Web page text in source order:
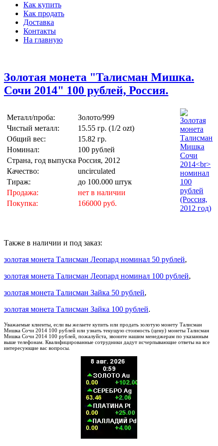
Как купить
Как продать
Доставка
Контакты
На главную
Золотая монета "Талисман Мишка.
Сочи 2014" 100 рублей, Россия.
Металл/проба:
Золото/999
Чистый металл:
15.55 гр. (1/2 ozt)
Общий вес:
15.82 гр.
Номинал:
100 рублей
Страна, год выпуска Россия, 2012
Качество:
uncirculated
Тираж:
до 100.000 штук
Продажа:
нет в наличии
Покупка:
166000 руб.
Также в наличии и под заказ:
золотая монета Талисман Леопард номинал 50 рублей,
золотая монета Талисман Леопард номинал 100 рублей,
золотая монета Талисман Зайка 50 рублей,
золотая монета Талисман Зайка 100 рублей.
Уважаемые клиенты, если вы желаете купить или продать золотую монету Талисман
Мишка Сочи 2014 100 рублей или узнать текущую стоимость (цену) монеты Талисман
Мишка Сочи 2014 100 рублей, пожалуйста, звоните нашим менеджерам по указанным
выше телефонам. Квалифицированные сотрудники дадут исчерпывающие ответы на все
интересующие вас вопросы.